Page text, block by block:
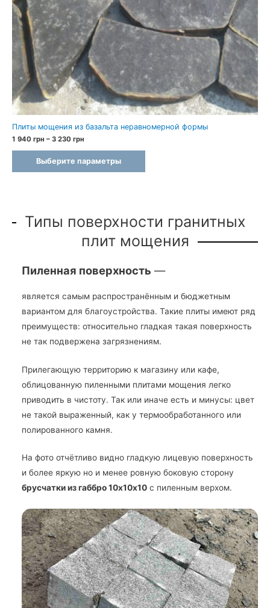
Плиты мощения из базальта неравномерной формы
1 940 грн – 3 230 грн
940 грн
–
Выберите параметры
Типы поверхности гранитных
плит мощения
Пиленная поверхность —
является самым распространённым и бюджетным
вариантом для благоустройства. Такие плиты имеют ряд
преимуществ: относительно гладкая такая поверхность
не так подвержена загрязнениям.
Прилегающую территорию к магазину или кафе,
облицованную пиленными плитами мощения легко
приводить в чистоту. Так или иначе есть и минусы: цвет
не такой выраженный, как у термообработанного или
полированного камня.
На фото отчётливо видно гладкую лицевую поверхность
и более яркую но и менее ровную боковую сторону
брусчатки из габбро 10х10х10 с пиленным верхом.